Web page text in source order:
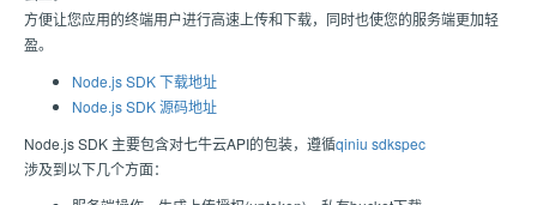
方便让您应用的终端用户进行高速上传和下载，同时也使您的服务端更加轻
盈。
Node.js SDK 下载地址
Node.js SDK 源码地址
Node.js SDK 主要包含对七牛云API的包装，遵循qiniu sdkspec
涉及到以下几个方面：